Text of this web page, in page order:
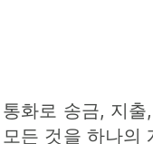
화로 송금, 지
든 것을 하나의